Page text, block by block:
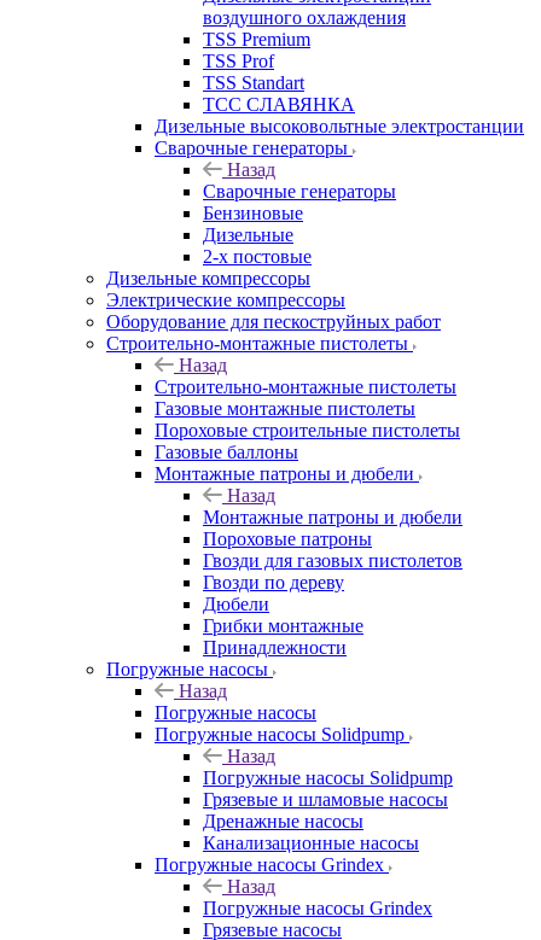
воздушного охлаждения
TSS Premium
TSS Prof
TSS Standart
ТСС СЛАВЯНКА
Дизельные высоковольтные электростанции
Сварочные генераторы
Назад
Сварочные генераторы
Бензиновые
Дизельные
2-х постовые
Дизельные компрессоры
Электрические компрессоры
Оборудование для пескоструйных работ
Строительно-монтажные пистолеты
Назад
Строительно-монтажные пистолеты
Газовые монтажные пистолеты
Пороховые строительные пистолеты
Газовые баллоны
Монтажные патроны и дюбели
Назад
Монтажные патроны и дюбели
Пороховые патроны
Гвозди для газовых пистолетов
Гвозди по дереву
Дюбели
Грибки монтажные
Принадлежности
Погружные насосы
Назад
Погружные насосы
Погружные насосы Solidpump
Назад
Погружные насосы Solidpump
Грязевые и шламовые насосы
Дренажные насосы
Канализационные насосы
Погружные насосы Grindex
Назад
Погружные насосы Grindex
Грязевые насосы